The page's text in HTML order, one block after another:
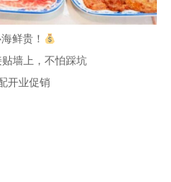
鲜贵！
墙上，不怕踩坑
开业促销